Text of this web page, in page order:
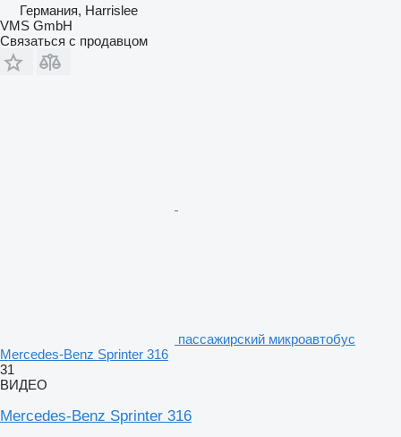
Германия, Harrislee
VMS GmbH
Связаться с продавцом
пассажирский микроавтобус
Mercedes-Benz Sprinter 316
31
ВИДЕО
Mercedes-Benz Sprinter 316